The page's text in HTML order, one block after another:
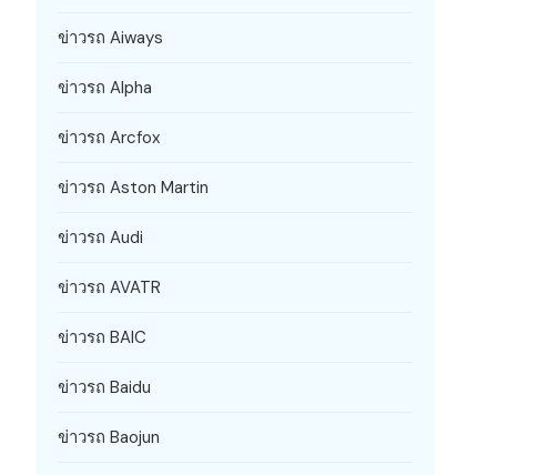
ข่าวรถ Aiways
ข่าวรถ Alpha
ข่าวรถ Arcfox
ข่าวรถ Aston Martin
ข่าวรถ Audi
ข่าวรถ AVATR
ข่าวรถ BAIC
ข่าวรถ Baidu
ข่าวรถ Baojun